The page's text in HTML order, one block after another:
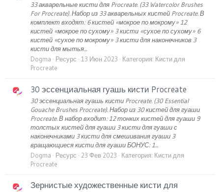
33 акварельные кисти для Procreate. (33 Watercolor Brushes
For Procreate). Набор из 33 акварельных кистей Procreate. В
комплект входят: 6 кистей «мокрое по мокрому» 12
кистей «мокрое по сухому» 3 кисти «сухое по сухому» 6
кистей «сухое по мокрому» 3 кисти для наконечников 3
кисти для мытья...
Dogma
Ресурс 13 Июн 2023 Категория: Кисти для
Procreate
30 эссенциальная гуашь кисти Procreate
30 эссенциальная гуашь кисти Procreate. (30 Essential
Gouache Brushes Procreate). Набор из 30 кистей для гуаши
Procreate. В набор входит: 12 тонких кистей для гуаши 9
толстых кистей для гуаши 3 кисти для гуаши с
наконечниками 3 кисти для смешивания гуаши 3
вращающиеся кисти для гуаши БОНУС: 1...
Dogma
Ресурс 23 Фев 2023 Категория: Кисти для
Procreate
Зернистые художественные кисти для